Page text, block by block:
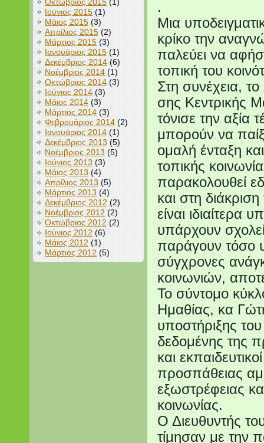
Ιούνιος 2015(1)
Μάιος 2015(3)
Απρίλιος 2015(2)
Μάρτιος 2015(3)
Ιανουάριος 2015(1)
Δεκέμβριος 2014(6)
Νοέμβριος 2014(1)
Οκτώβριος 2014(3)
Ιούνιος 2014(3)
Μάιος 2014(3)
Μάρτιος 2014(3)
Φεβρουάριος 2014(2)
Ιανουάριος 2014(1)
Δεκέμβριος 2013 (5)
Νοέμβριος 2013(5)
Ιούνιος 2013(3)
Μάιος 2013(4)
Απρίλιος 2013 (5)
Μάρτιος 2013 (4)
Δεκέμβριος 2012 (2)
Νοέμβριος 2012 (2)
Οκτώβριος 2012 (2)
Ιούνιος 2012 (6)
Μάιος 2012 (1)
Μάρτιος 2012 (5)
.
Μια
κρίκο την
παλεύει να
τοπική του
Στη συνέχεια,
σης Κεντρικής
τόνισε την αξία
μπορούν να
ομαλή ένταξη
τοπικής
παρακολουθεί
και στη
είναι ιδιαίτερα
υπάρχουν
παράγουν τόσο
σύγχρονες
κοινωνιών,
Το σύντομο
Ημαθίας, κα
υποστήριξης
δεδομένης της
και
προσπάθειας
εξωστρέφειας
κοινωνίας.
Ο Διευθυντής
τίμησαν με την